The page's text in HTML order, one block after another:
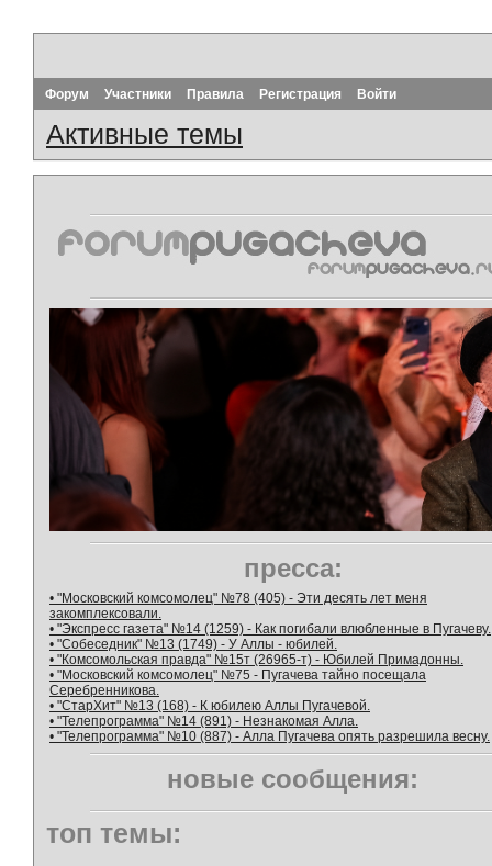
Форум Участники Правила Регистрация Войти
Активные темы
пресса:
• "Московский комсомолец" №78 (405) - Эти десять лет меня
закомплексовали.
• "Экспресс газета" №14 (1259) - Как погибали влюбленные в Пугачеву.
• "Собеседник" №13 (1749) - У Аллы - юбилей.
• "Комсомольская правда" №15т (26965-т) - Юбилей Примадонны.
• "Московский комсомолец" №75 - Пугачева тайно посещала
Серебренникова.
• "СтарХит" №13 (168) - К юбилею Аллы Пугачевой.
• "Телепрограмма" №14 (891) - Незнакомая Алла.
• "Телепрограмма" №10 (887) - Алла Пугачева опять разрешила весну.
новые сообщения:
топ темы: